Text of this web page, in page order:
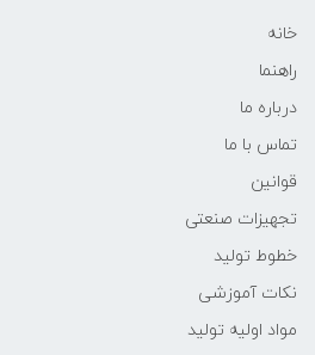
خانه
راهنما
درباره ما
تماس با ما
قوانین
تجهیزات صنعتی
خطوط تولید
نکات آموزشی
مواد اولیه تولید